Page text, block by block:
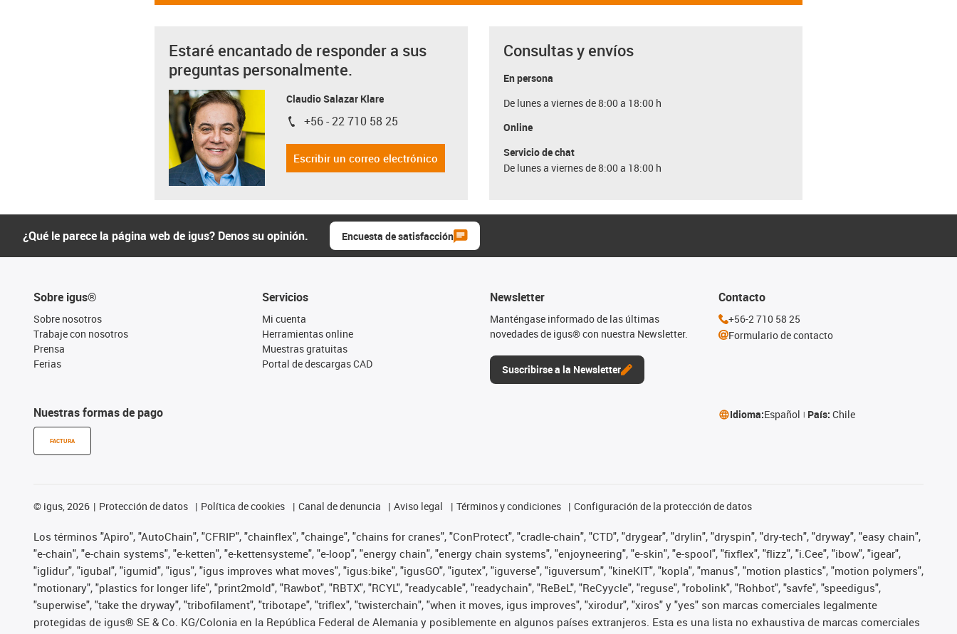
Estaré encantado de responder a sus
preguntas personalmente.
Claudio Salazar Klare
igus-icon-phone
+56 - 22 710 58 25
Escribir un correo electrónico
Consultas y envíos
En persona
De lunes a viernes de 8:00 a 18:00 h
Online
Servicio de chat
De lunes a viernes de 8:00 a 18:00 h
¿Qué le parece la página web de igus? Denos su opinión. Encuesta de satisfacción
Sobre igus®
Sobre nosotros
Trabaje con nosotros
Prensa
Ferias
Nuestras formas de pago
FACTURA
Servicios
Mi cuenta
Herramientas online
Muestras gratuitas
Portal de descargas CAD
Newsletter
Manténgase informado de las últimas
novedades de igus® con nuestra Newsletter.
Suscribirse a la Newsletter
Contacto
+56-2 710 58 25
Formulario de contacto
Idioma:Español País: Chile
© igus, 2026 Protección de datos Política de cookies Canal de denuncia Aviso legal Términos y condiciones Configuración de la protección de datos
Los términos "Apiro", "AutoChain", "CFRIP", "chainflex", "chainge", "chains for cranes", "ConProtect", "cradle-chain", "CTD", "drygear", "drylin", "dryspin", "dry-tech", "dryway", "easy chain",
"e-chain", "e-chain systems", "e-ketten", "e-kettensysteme", "e-loop", "energy chain", "energy chain systems", "enjoyneering", "e-skin", "e-spool", "fixflex", "flizz", "i.Cee", "ibow", "igear",
"iglidur", "igubal", "igumid", "igus", "igus improves what moves", "igus:bike", "igusGO", "igutex", "iguverse", "iguversum", "kineKIT", "kopla", "manus", "motion plastics", "motion polymers",
"motionary", "plastics for longer life", "print2mold", "Rawbot", "RBTX", "RCYL", "readycable", "readychain", "ReBeL", "ReCyycle", "reguse", "robolink", "Rohbot", "savfe", "speedigus",
"superwise", "take the dryway", "tribofilament", "tribotape", "triflex", "twisterchain", "when it moves, igus improves", "xirodur", "xiros" y "yes" son marcas comerciales legalmente
protegidas de igus® SE & Co. KG/Colonia en la República Federal de Alemania y posiblemente en algunos países extranjeros. Esta es una lista no exhaustiva de marcas comerciales